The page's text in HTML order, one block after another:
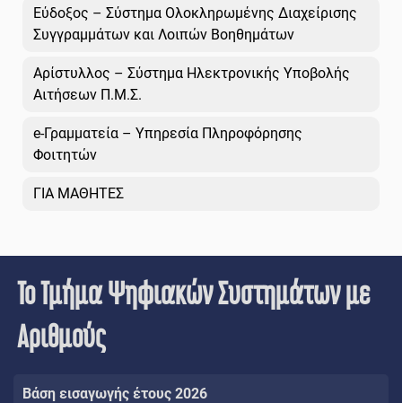
Εύδοξος – Σύστημα Ολοκληρωμένης Διαχείρισης
Συγγραμμάτων και Λοιπών Βοηθημάτων
Αρίστυλλος – Σύστημα Ηλεκτρονικής Υποβολής
Αιτήσεων Π.Μ.Σ.
e-Γραμματεία – Υπηρεσία Πληροφόρησης
Φοιτητών
ΓΙΑ ΜΑΘΗΤΕΣ
Το Τμήμα Ψηφιακών Συστημάτων με
Αριθμούς
Βάση εισαγωγής έτους 2026